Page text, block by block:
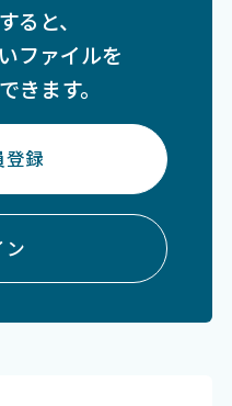
ると、
ファイルを
きます。
録
ン